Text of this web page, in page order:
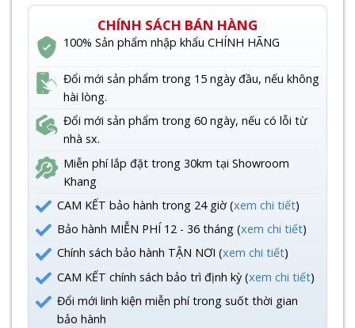
CHÍNH SÁCH BÁN HÀNG
100% Sản phẩm nhập khẩu CHÍNH HÃNG
Đổi mới sản phẩm trong 15 ngày đầu, nếu không
hài lòng.
Đổi mới sản phẩm trong 60 ngày, nếu có lỗi từ
nhà sx.
Miễn phí lắp đặt trong 30km tại Showroom
Khang
CAM KẾT bảo hành trong 24 giờ (xem chi tiết)
Bảo hành MIỄN PHÍ 12 - 36 tháng (xem chi tiết)
Chính sách bảo hành TẬN NƠI (xem chi tiết)
CAM KẾT chính sách bảo trì định kỳ (xem chi tiết)
Đổi mới linh kiện miễn phí trong suốt thời gian
bảo hành